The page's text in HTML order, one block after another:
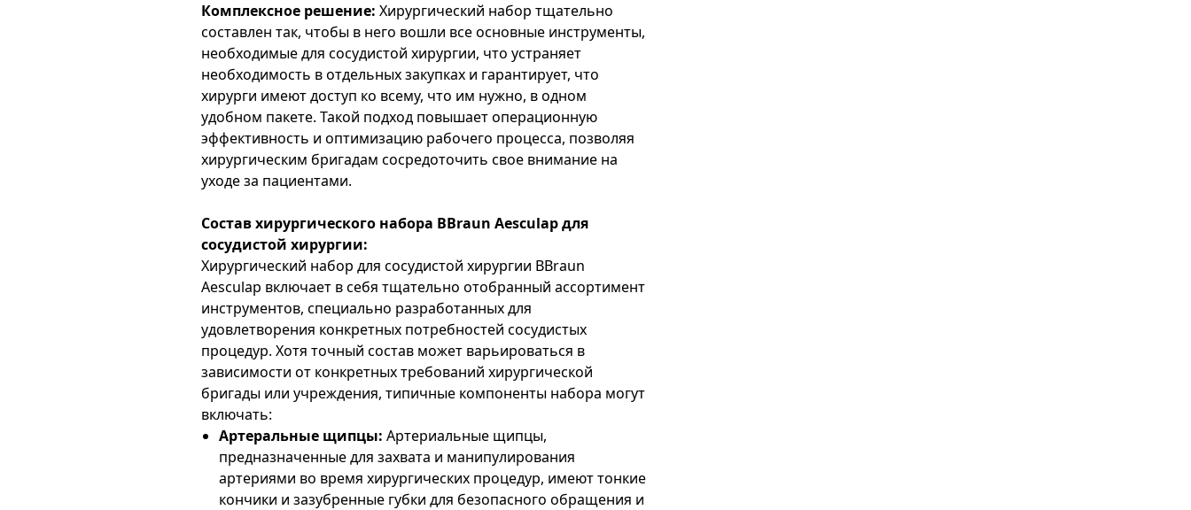
Комплексное решение: Хирургический набор тщательно
составлен так, чтобы в него вошли все основные инструменты,
необходимые для сосудистой хирургии, что устраняет
необходимость в отдельных закупках и гарантирует, что
хирурги имеют доступ ко всему, что им нужно, в одном
удобном пакете. Такой подход повышает операционную
эффективность и оптимизацию рабочего процесса, позволяя
хирургическим бригадам сосредоточить свое внимание на
уходе за пациентами.
Состав хирургического набора BBraun Aesculap для
сосудистой хирургии:
Хирургический набор для сосудистой хирургии BBraun
Aesculap включает в себя тщательно отобранный ассортимент
инструментов, специально разработанных для
удовлетворения конкретных потребностей сосудистых
процедур. Хотя точный состав может варьироваться в
зависимости от конкретных требований хирургической
бригады или учреждения, типичные компоненты набора могут
включать:
Артеральные щипцы: Артериальные щипцы,
предназначенные для захвата и манипулирования
артериями во время хирургических процедур, имеют тонкие
кончики и зазубренные губки для безопасного обращения и